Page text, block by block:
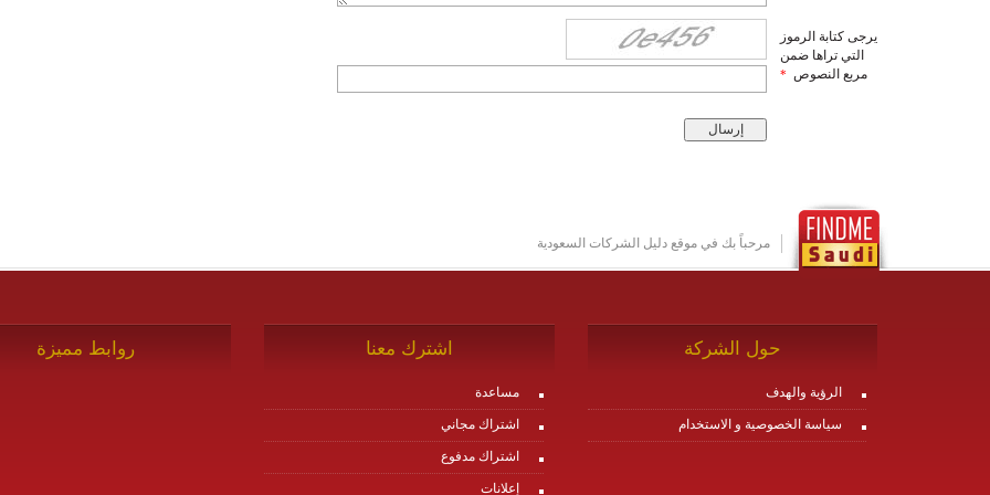
يرجى كتابة الرموز
التي تراها ضمن
مربع النصوص *
مرحباً بك في موقع دليل الشركات السعودية
حول الشركة
الرؤية والهدف
سياسة الخصوصية و الاستخدام
اشترك معنا
مساعدة
اشتراك مجاني
اشتراك مدفوع
إعلانات
روابط مميزة